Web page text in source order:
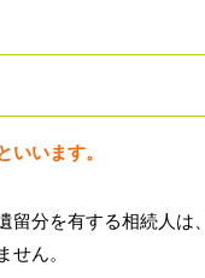
います。
留分を有する相続人
せん。